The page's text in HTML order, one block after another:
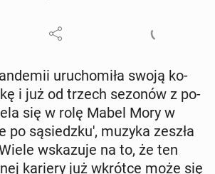
uru­cho­mi­ła swoją ko­
i już od trzech sezonów z po­
się w rolę Mabel Mory w
po są­siedz­ku', muzyka zeszła
wska­zu­je na to, że ten
kariery już wkrótce może się